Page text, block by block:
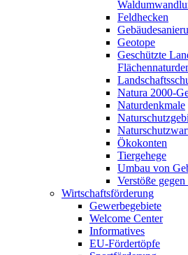
Feldhecken
Geotope
Geschützte
Natura 2000-
Naturdenkmale
Ökokonten
Tiergehege
Umbau von
Verstöße
Wirtschaftsförderung
Gewerbegebiete
Welcome Center
Informatives
EU-Fördertöpfe